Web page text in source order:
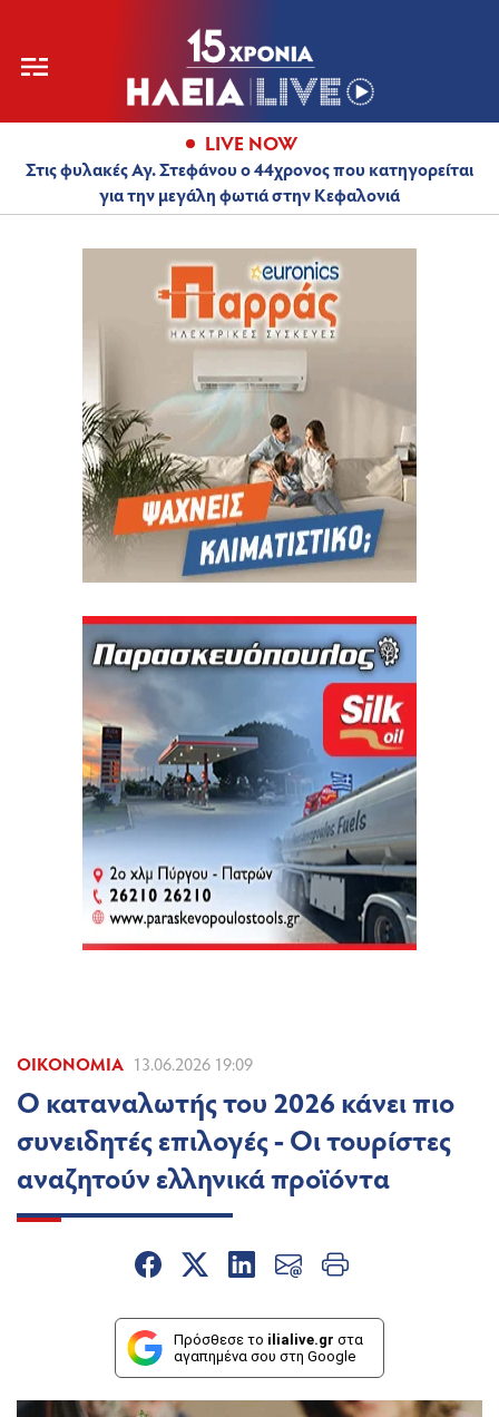
LIVE NOW
Στις φυλακές Αγ. Στεφάνου ο 44χρονος που κατηγορείται
για την μεγάλη φωτιά στην Κεφαλονιά
ΟΙΚΟΝΟΜΊΑ 13.06.2026 19:09
Ο καταναλωτής του 2026 κάνει πιο
συνειδητές επιλογές - Οι τουρίστες
αναζητούν ελληνικά προϊόντα
Πρόσθεσε το ilialive.gr στα
αγαπημένα σου στη Google